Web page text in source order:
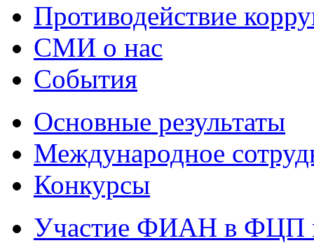
Противодействие
СМИ о нас
События
Основные результаты
Международное
Конкурсы
Участие ФИАН в ФЦП